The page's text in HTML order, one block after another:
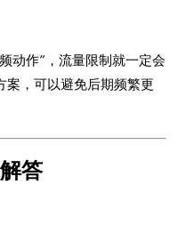
动作”，流量限制就一定会
案，可以避免后期频繁更
答